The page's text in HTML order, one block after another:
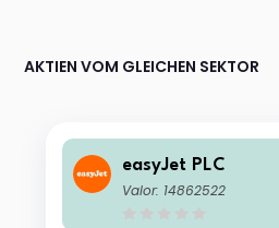
AKTIEN VOM GLEICHEN SEKTOR
easyJet PLC
Valor: 14862522